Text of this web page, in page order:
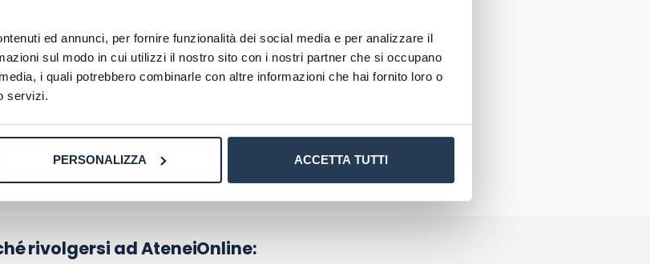
ed annunci, per fornire funzionalità dei social media e per analizzare il
sul modo in cui utilizzi il nostro sito con i nostri partner che si occupano
i quali potrebbero combinarle con altre informazioni che hai fornito loro o
servizi.
PERSONALIZZA ACCETTA TUTTI
una valutazione gratuita insieme ai nostri orientatori
Quote
La tua email sarà utilizzata per comunicarti se qualcuno risponde al tuo commento e non sarà pubblicata. Dichiari di avere preso visione e di accettare quanto previsto dalla
commento.
rivolgersi ad AteneiOnline: